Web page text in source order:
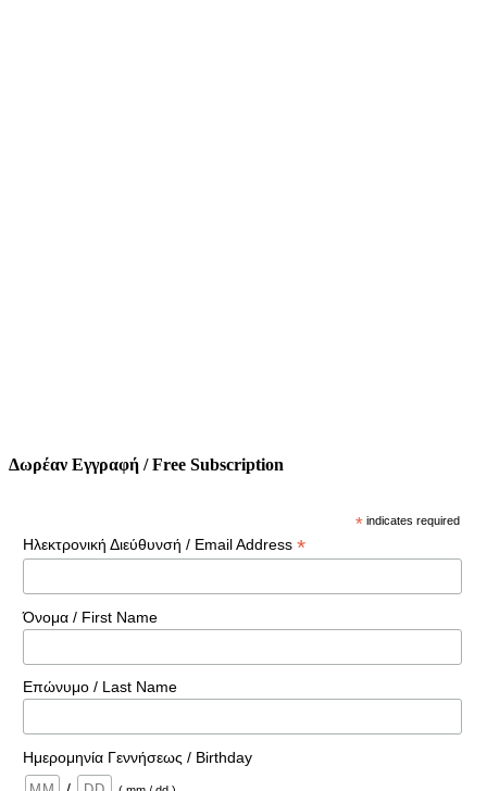
Δωρέαν Εγγραφή / Free Subscription
* indicates required
Ηλεκτρονική Διεύθυνσή / Email Address *
Όνομα / First Name
Επώνυμο / Last Name
Ημερομηνία Γεννήσεως / Birthday